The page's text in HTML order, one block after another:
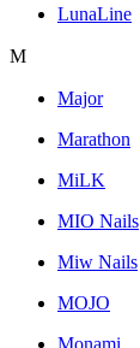
LunaLine
M
Major
Marathon
MiLK
MIO Nails
Miw Nails
MOJO
Monami